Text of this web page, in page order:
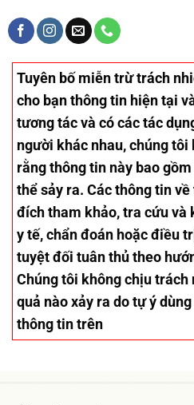
Tuyên bố miễn trừ trách
cho bạn thông tin hiện tại
tương tác và có các tác
người khác nhau, chúng
rằng thông tin này bao
thể sảy ra. Các thông tin
đích tham khảo, tra cứu và
y tế, chẩn đoán hoặc điều
tuyệt đối tuân thủ theo
Chúng tôi không chịu trách
quả nào xảy ra do tự ý
thông tin trên